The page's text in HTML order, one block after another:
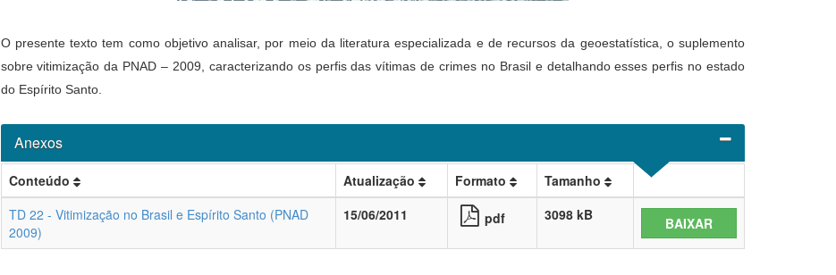
O presente texto tem como objetivo analisar, por meio da literatura especializada e de recursos da geoestatística, o suplemento
sobre vitimização da PNAD – 2009, caracterizando os perfis das vítimas de crimes no Brasil e detalhando esses perfis no estado
do Espírito Santo.
Anexos
Conteúdo Atualização Formato
Tamanho
TD 22 - Vitimização no Brasil e Espírito Santo (PNAD
2009)
15/06/2011 pdf 3098 kB BAIXAR